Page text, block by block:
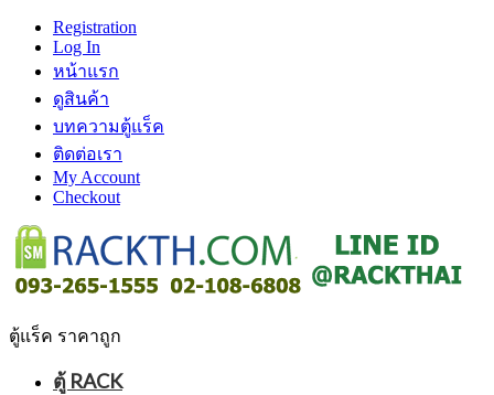
Registration
Log In
หน้าแรก
ดูสินค้า
บทความตู้แร็ค
ติดต่อเรา
My Account
Checkout
ตู้แร็ค ราคาถูก
ตู้ RACK